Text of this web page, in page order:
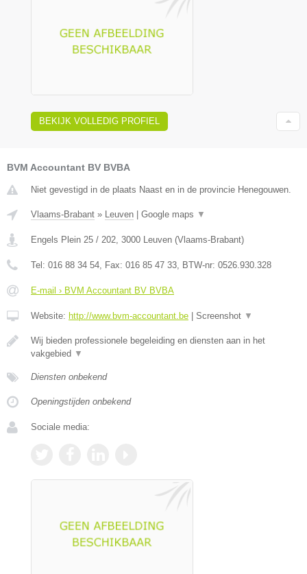
BEKIJK VOLLEDIG PROFIEL
BVM Accountant BV BVBA
Niet gevestigd in de plaats Naast en in de provincie Henegouwen.
Vlaams-Brabant » Leuven Google maps ▼
Engels Plein 25 / 202, 3000 Leuven (Vlaams-Brabant)
Tel: 016 88 34 54, Fax: 016 85 47 33, BTW-nr: 0526.930.328
E-mail › BVM Accountant BV BVBA
Website: http://www.bvm-accountant.be Screenshot ▼
Wij bieden professionele begeleiding en diensten aan in het
vakgebied ▼
Diensten onbekend
Openingstijden onbekend
Sociale media: